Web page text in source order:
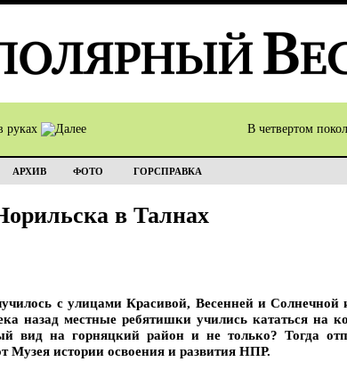
руках В четвертом
АРХИВ ФОТО ГОРСПРАВКА
в Талнах
с улицами Красивой, Весенней и
назад местные ребятишки учились кататься на
вид на горняцкий район и не только? Тогда
Музея истории освоения и развития НПР.